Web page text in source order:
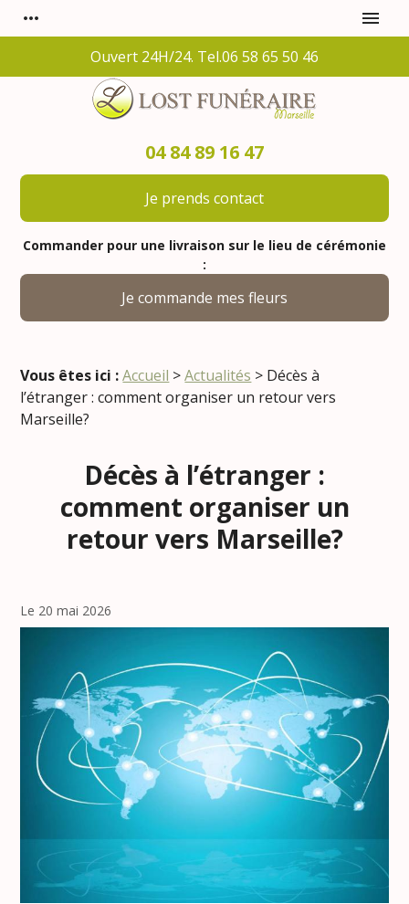
more_horiz menu
Ouvert 24H/24. Tel.06 58 65 50 46
04 84 89 16 47
Je prends contact
Commander pour une livraison sur le lieu de cérémonie
:
Je commande mes fleurs
Vous êtes ici : Accueil >Actualités > Décès à
l’étranger : comment organiser un retour vers
Marseille?
Décès à l’étranger :
comment organiser un
retour vers Marseille?
Le 20 mai 2026